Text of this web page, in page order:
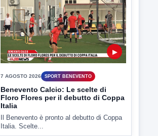
▶
7 AGOSTO 2026 SPORT BENEVENTO
Benevento Calcio: Le scelte di
Floro Flores per il debutto di Coppa
Italia
Il Benevento è pronto al debutto di Coppa
Italia. Scelte...